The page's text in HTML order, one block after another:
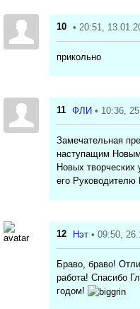
10 • 20:51,
прикольно
11 ФЛИ • 10:36,
Замечательная
наступащим
Новых
его Руководителю
12 Нэт • 09:50,
Браво, браво!
работа! Спасибо
годом!